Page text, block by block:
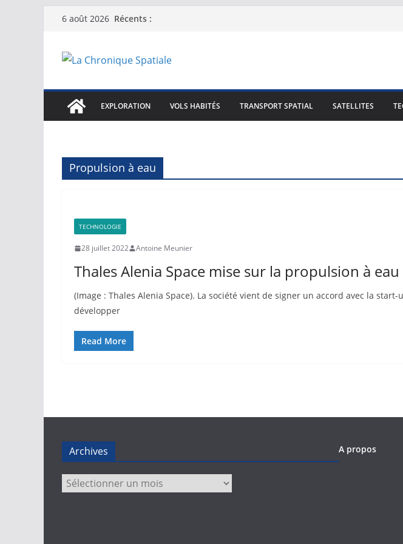
Passer6 août 2026 Récents :
EXPLORATION VOLS HABITÉS TRANSPORT SPATIAL SATELLITES
Propulsion à eau
TECHNOLOGIE
28 juillet 2022 Antoine Meunier
Thales Alenia Space mise sur la propulsion à eau
(Image : Thales Alenia Space). La société vient de signer un accord avec la start-
développer
Read More
Archives
Archives
A propos